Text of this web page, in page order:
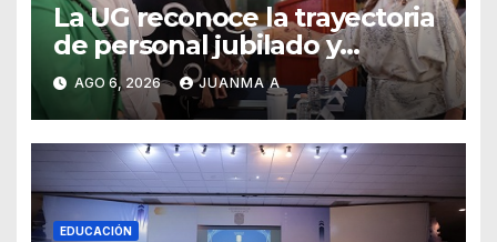
La UG reconoce la trayectoria
de personal jubilado y
agradece su legado
AGO 6, 2026 JUANMA A
EDUCACIÓN